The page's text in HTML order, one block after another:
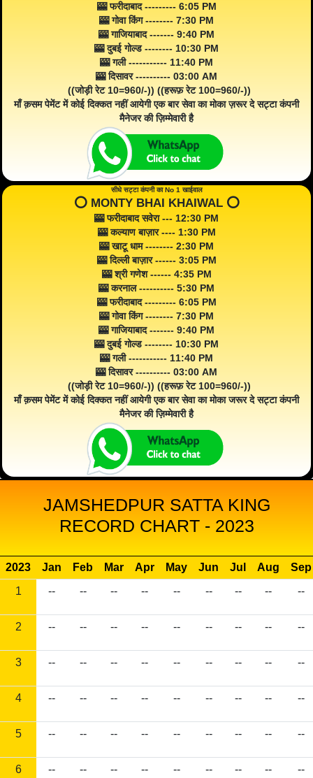
🎰 फरीदाबाद --------- 6:05 PM
🎰 गोवा किंग -------- 7:30 PM
🎰 गाजियाबाद ------- 9:40 PM
🎰 दुबई गोल्ड -------- 10:30 PM
🎰 गली ----------- 11:40 PM
🎰 दिसावर ---------- 03:00 AM
((जोड़ी रेट 10=960/-)) ((हरूफ़ रेट 100=960/-))
माँ क़सम पेमेंट में कोई दिक्कत नहीं आयेगी एक बार सेवा का मोका ज़रूर दे सट्टा कंपनी
मैनेजर की ज़िम्मेवारी है
सीधे सट्टा कंपनी का No 1 खाईवाल
⭕️ MONTY BHAI KHAIWAL ⭕️
🎰 फरीदाबाद सवेरा --- 12:30 PM
🎰 कल्याण बाज़ार ---- 1:30 PM
🎰 खाटू धाम -------- 2:30 PM
🎰 दिल्ली बाज़ार ------ 3:05 PM
🎰 श्री गणेश ------ 4:35 PM
🎰 करनाल ---------- 5:30 PM
🎰 फरीदाबाद --------- 6:05 PM
🎰 गोवा किंग -------- 7:30 PM
🎰 गाजियाबाद ------- 9:40 PM
🎰 दुबई गोल्ड -------- 10:30 PM
🎰 गली ----------- 11:40 PM
🎰 दिसावर ---------- 03:00 AM
((जोड़ी रेट 10=960/-)) ((हरूफ़ रेट 100=960/-))
माँ क़सम पेमेंट में कोई दिक्कत नहीं आयेगी एक बार सेवा का मोका जरूर दे सट्टा कंपनी
मैनेजर की ज़िम्मेवारी है
JAMSHEDPUR SATTA KING
RECORD CHART - 2023
2023 Jan Feb Mar Apr May Jun Jul Aug
Sep
1
-- -- -- -- -- -- -- -- --
2 -- -- -- -- -- -- -- -- --
3 -- -- -- -- -- -- -- -- --
4 -- -- -- -- -- -- -- -- --
5 -- -- -- -- -- -- -- -- --
6 -- -- -- -- -- -- -- -- --